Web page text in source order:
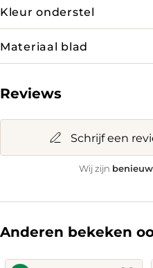
Kleur onderstel
Materiaal blad
Reviews
Schrijf een
Wij zijn
Anderen bekeken